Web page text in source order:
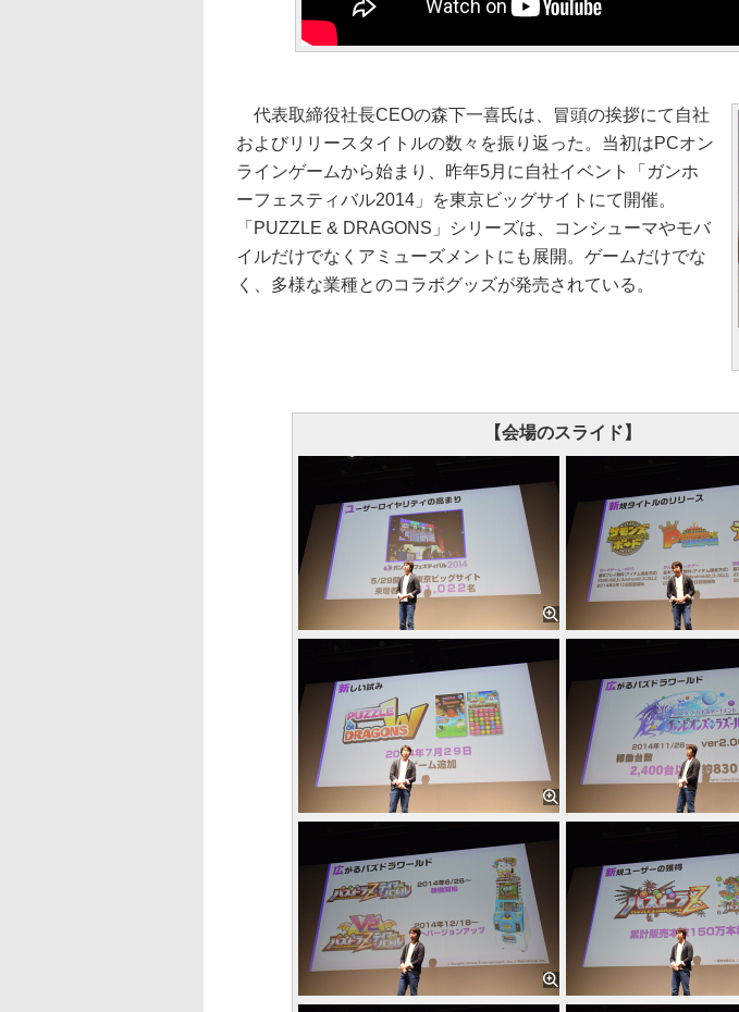
代表取締役社長CEOの森下一喜氏は、冒頭の挨拶にて自社
およびリリースタイトルの数々を振り返った。当初はPCオン
ラインゲームから始まり、昨年5月に自社イベント「ガンホ
ーフェスティバル2014」を東京ビッグサイトにて開催。
「PUZZLE & DRAGONS」シリーズは、コンシューマやモバ
イルだけでなくアミューズメントにも展開。ゲームだけでな
く、多様な業種とのコラボグッズが発売されている。
【会場のスライド】